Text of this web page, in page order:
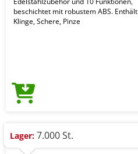
beschichtet mit robustem ABS. Enthält
Klinge, Schere, Pinze
Lager: 7.000 St.